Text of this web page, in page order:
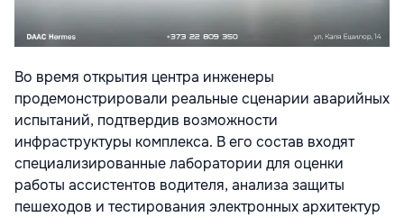
Во время открытия центра инженеры
продемонстрировали реальные сценарии аварийных
испытаний, подтвердив возможности
инфраструктуры комплекса. В его состав входят
специализированные лаборатории для оценки
работы ассистентов водителя, анализа защиты
пешеходов и тестирования электронных архитектур